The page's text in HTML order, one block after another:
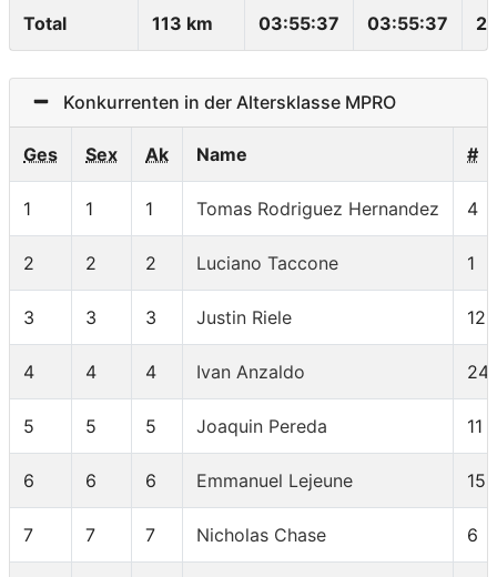
Total 113 km 03:55:37 03:55:37
Konkurrenten in der Altersklasse MPRO
Ges Sex Ak Name #
1 1 1 Tomas Rodriguez Hernandez 4
2 2 2 Luciano Taccone 1
3 3 3 Justin Riele 12
4 4 4 Ivan Anzaldo 24
5 5 5 Joaquin Pereda 11
6 6 6 Emmanuel Lejeune 15
7 7 7 Nicholas Chase 6